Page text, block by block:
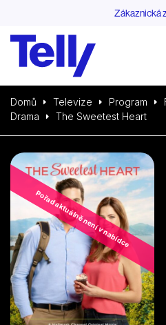
Zákaznická
Domů Televize Program
Drama
The Sweetest Heart
Pořad aktuálně není v nabídce